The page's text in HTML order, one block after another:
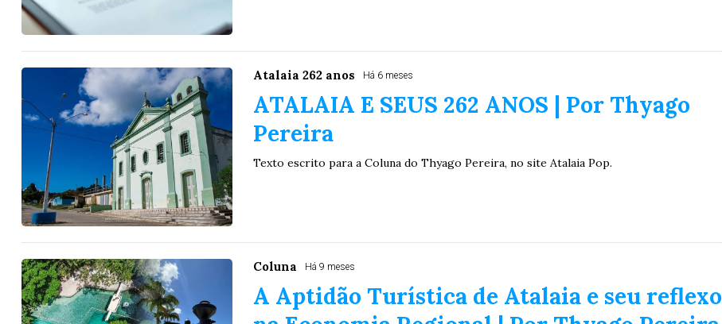
Atalaia 262 anos Há 6 meses
ATALAIA E SEUS 262 ANOS | Por Thyago
Pereira
Texto escrito para a Coluna do Thyago Pereira, no site Atalaia Pop.
Coluna Há 9 meses
A Aptidão Turística de Atalaia e seu reflexo